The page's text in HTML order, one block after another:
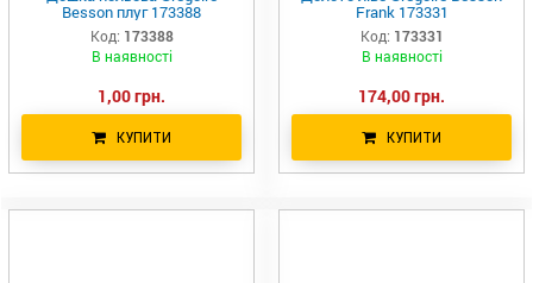
Besson плуг 173388
Код: 173388
В наявності
1,00 грн.
КУПИТИ
Frank 173331
Код: 173331
В наявності
174,00 грн.
КУПИТИ